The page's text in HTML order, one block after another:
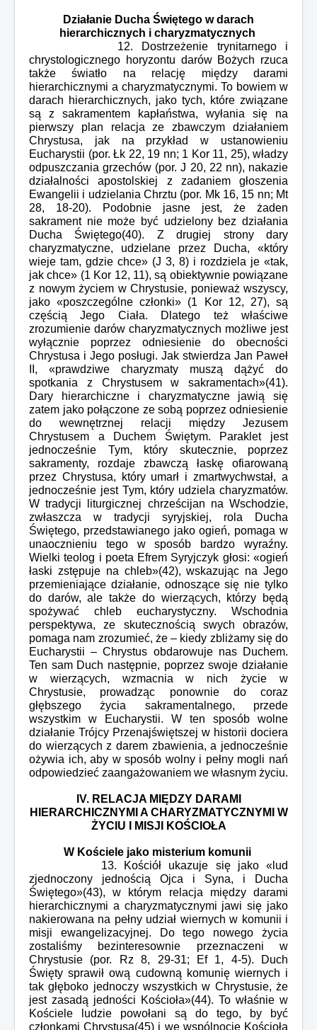
Działanie Ducha Świętego w darach
hierarchicznych i charyzmatycznych
12. Dostrzeżenie trynitarnego i
chrystologicznego horyzontu darów Bożych rzuca
także światło na relację między darami
hierarchicznymi a charyzmatycznymi. To bowiem w
darach hierarchicznych, jako tych, które związane
są z sakramentem kapłaństwa, wyłania się na
pierwszy plan relacja ze zbawczym działaniem
Chrystusa, jak na przykład w ustanowieniu
Eucharystii (por. Łk 22, 19 nn; 1 Kor 11, 25), władzy
odpuszczania grzechów (por. J 20, 22 nn), nakazie
działalności apostolskiej z zadaniem głoszenia
Ewangelii i udzielania Chrztu (por. Mk 16, 15 nn; Mt
28, 18-20). Podobnie jasne jest, że żaden
sakrament nie może być udzielony bez działania
Ducha Świętego(40). Z drugiej strony dary
charyzmatyczne, udzielane przez Ducha, «który
wieje tam, gdzie chce» (J 3, 8) i rozdziela je «tak,
jak chce» (1 Kor 12, 11), są obiektywnie powiązane
z nowym życiem w Chrystusie, ponieważ wszyscy,
jako «poszczególne członki» (1 Kor 12, 27), są
częścią Jego Ciała. Dlatego też właściwe
zrozumienie darów charyzmatycznych możliwe jest
wyłącznie poprzez odniesienie do obecności
Chrystusa i Jego posługi. Jak stwierdza Jan Paweł
II, «prawdziwe charyzmaty muszą dążyć do
spotkania z Chrystusem w sakramentach»(41).
Dary hierarchiczne i charyzmatyczne jawią się
zatem jako połączone ze sobą poprzez odniesienie
do wewnętrznej relacji między Jezusem
Chrystusem a Duchem Świętym. Paraklet jest
jednocześnie Tym, który skutecznie, poprzez
sakramenty, rozdaje zbawczą łaskę ofiarowaną
przez Chrystusa, który umarł i zmartwychwstał, a
jednocześnie jest Tym, który udziela charyzmatów.
W tradycji liturgicznej chrześcijan na Wschodzie,
zwłaszcza w tradycji syryjskiej, rola Ducha
Świętego, przedstawianego jako ogień, pomaga w
unaocznieniu tego w sposób bardzo wyraźny.
Wielki teolog i poeta Efrem Syryjczyk głosi: «ogień
łaski zstępuje na chleb»(42), wskazując na Jego
przemieniające działanie, odnoszące się nie tylko
do darów, ale także do wierzących, którzy będą
spożywać chleb eucharystyczny. Wschodnia
perspektywa, ze skutecznością swych obrazów,
pomaga nam zrozumieć, że – kiedy zbliżamy się do
Eucharystii – Chrystus obdarowuje nas Duchem.
Ten sam Duch następnie, poprzez swoje działanie
w wierzących, wzmacnia w nich życie w
Chrystusie, prowadząc ponownie do coraz
głębszego życia sakramentalnego, przede
wszystkim w Eucharystii. W ten sposób wolne
działanie Trójcy Przenajświętszej w historii dociera
do wierzących z darem zbawienia, a jednocześnie
ożywia ich, aby w sposób wolny i pełny mogli nań
odpowiedzieć zaangażowaniem we własnym życiu.
IV. RELACJA MIĘDZY DARAMI
HIERARCHICZNYMI A CHARYZMATYCZNYMI W
ŻYCIU
I MISJI KOŚCIOŁA
W Kościele jako misterium komunii
13. Kościół ukazuje się jako «lud
zjednoczony jednością Ojca i Syna, i Ducha
Świętego»(43), w którym relacja między darami
hierarchicznymi a charyzmatycznymi jawi się jako
nakierowana na pełny udział wiernych w komunii i
misji ewangelizacyjnej. Do tego nowego życia
zostaliśmy bezinteresownie przeznaczeni w
Chrystusie (por. Rz 8, 29-31; Ef 1, 4-5). Duch
Święty sprawił ową cudowną komunię wiernych i
tak głęboko jednoczy wszystkich w Chrystusie, że
jest zasadą jedności Kościoła»(44). To właśnie w
Kościele ludzie powołani są do tego, by być
członkami Chrystusa(45) i we wspólnocie Kościoła